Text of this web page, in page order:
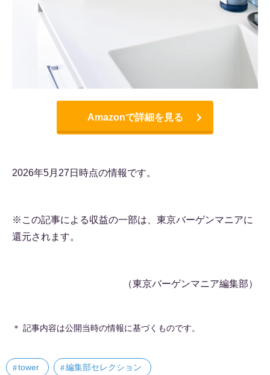
Amazonで詳細を見る
2026年5月27日時点の情報です。
※この記事による収益の一部は、東京バーゲンマニアに
還元されます。
（東京バーゲンマニア編集部）
＊ 記事内容は公開当時の情報に基づくものです。
tower 編集部セレクション